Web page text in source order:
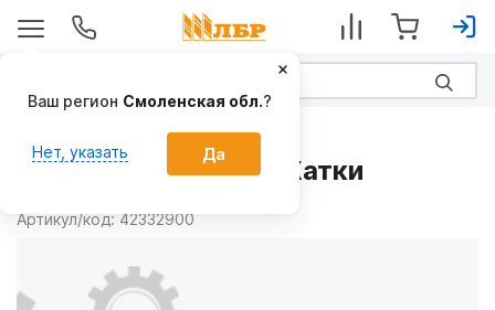
Цепь 42332900 на Жатки
Артикул/код: 42332900
Ваш регион Смоленская обл.?
Нет, указать Да